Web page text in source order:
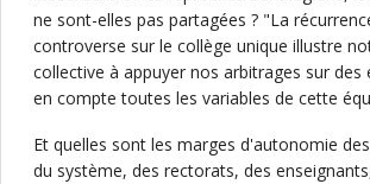
ne sont-elles pas partagées ? "La
controverse sur le collège unique illustre
collective à appuyer nos arbitrages sur des
en compte toutes les variables de cette
Et quelles sont les marges d'autonomie
du système, des rectorats, des